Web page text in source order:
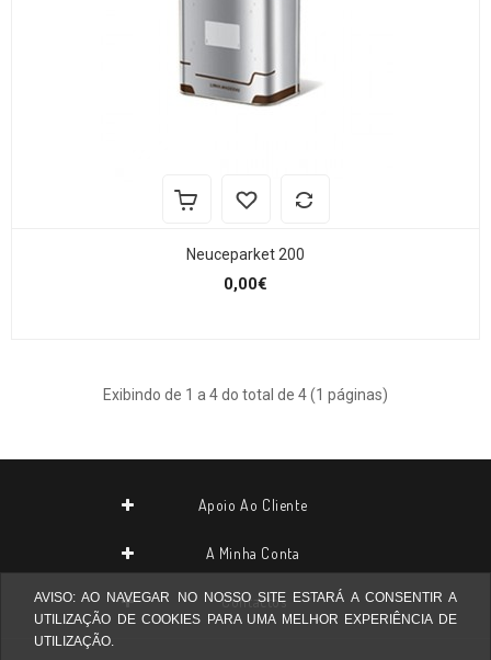
Neuceparket 200
0,00€
Exibindo de 1 a 4 do total de 4 (1 páginas)
AVISO: AO NAVEGAR NO NOSSO SITE ESTARÁ A CONSENTIR A
UTILIZAÇÃO DE COOKIES PARA UMA MELHOR EXPERIÊNCIA DE
UTILIZAÇÃO.
Apoio Ao Cliente
A Minha Conta
Contactos